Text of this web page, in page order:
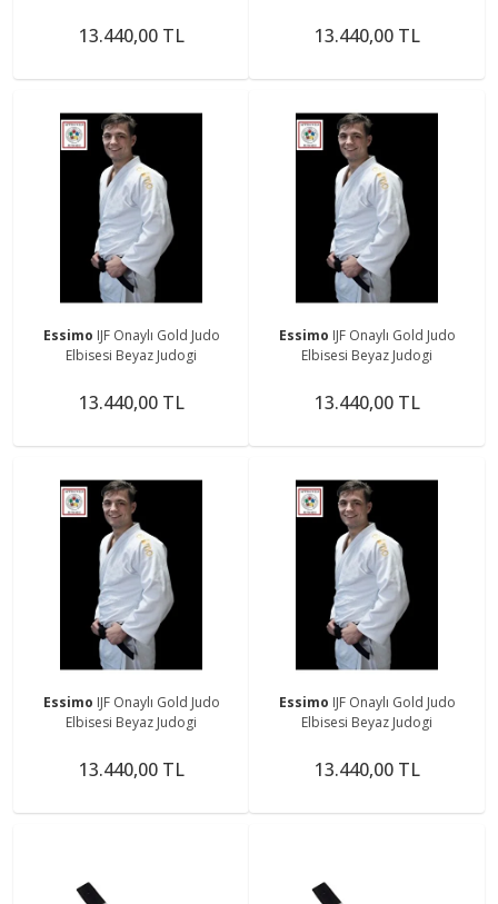
13.440,00 TL 13.440,00 TL
Essimo IJF Onaylı Gold Judo
Elbisesi Beyaz Judogi
13.440,00 TL
Essimo IJF Onaylı Gold Judo
Elbisesi Beyaz Judogi
13.440,00 TL
Essimo IJF Onaylı Gold Judo
Elbisesi Beyaz Judogi
13.440,00 TL
Essimo IJF Onaylı Gold Judo
Elbisesi Beyaz Judogi
13.440,00 TL